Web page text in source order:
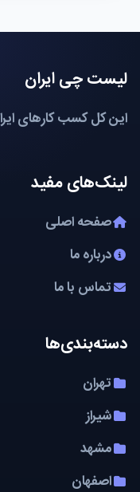
لیست چی ایران
این کل کسب کارهای
لینک‌های مفید
صفحه اصلی
درباره ما
تماس با ما
دسته‌بندی‌ها
تهران
شیراز
مشهد
اصفهان